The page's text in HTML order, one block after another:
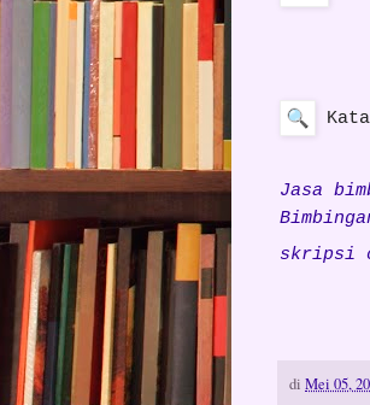
Jasa
skripsi
di Mei 05,